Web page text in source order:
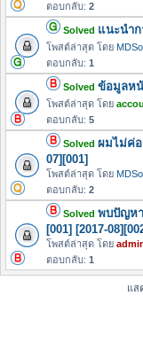
ตอบกลับ: 2
Solved แนะนำก
โพสต์ล่าสุด โดย
ตอบกลับ: 1
Solved ข้อมูลหน้
โพสต์ล่าสุด โดย
ตอบกลับ: 5
Solved ผมไม่ค่อ
07][001]
โพสต์ล่าสุด โดย
ตอบกลับ: 2
Solved พบปัญหา
[001] [2017-
โพสต์ล่าสุด โดย
ตอบกลับ: 1
แส